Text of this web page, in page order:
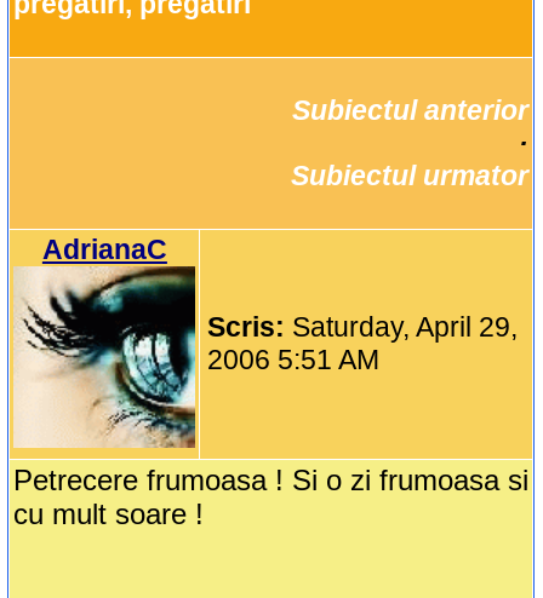
Subiectul anterior
Subiectul urmator
AdrianaC
Scris: Saturday, April 29,
2006 5:51 AM
Petrecere frumoasa ! Si o zi frumoasa si
cu mult soare !